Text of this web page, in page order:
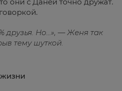
они с Даней точно дружат.
друзья. Но…», — Женя так
тему шуткой.